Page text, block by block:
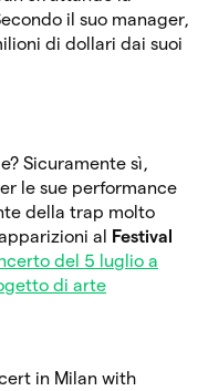
il suo manager,
di dollari dai suoi
Sicuramente sì,
le sue performance
della trap molto
al
Festival
del 5 luglio a
di arte
in Milan with